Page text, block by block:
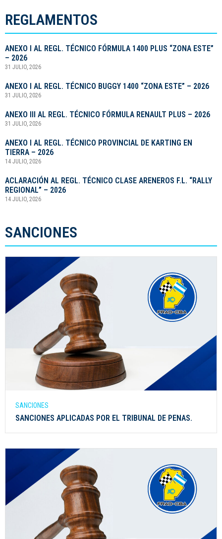
REGLAMENTOS
ANEXO I AL REGL. TÉCNICO FÓRMULA 1400 PLUS “ZONA ESTE”
– 2026
31 JULIO, 2026
ANEXO I AL REGL. TÉCNICO BUGGY 1400 “ZONA ESTE” – 2026
31 JULIO, 2026
ANEXO III AL REGL. TÉCNICO FÓRMULA RENAULT PLUS – 2026
31 JULIO, 2026
ANEXO I AL REGL. TÉCNICO PROVINCIAL DE KARTING EN
TIERRA – 2026
14 JULIO, 2026
ACLARACIÓN AL REGL. TÉCNICO CLASE ARENEROS F.L. “RALLY
REGIONAL” – 2026
14 JULIO, 2026
SANCIONES
SANCIONES
SANCIONES APLICADAS POR EL TRIBUNAL DE PENAS.